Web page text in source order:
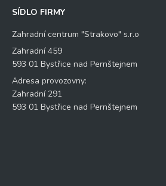
SÍDLO FIRMY
Zahradní centrum "Strakovo" s.r.o
Zahradní 459
593 01 Bystřice nad Pernštejnem
Adresa provozovny:
Zahradní 291
593 01 Bystřice nad Pernštejnem